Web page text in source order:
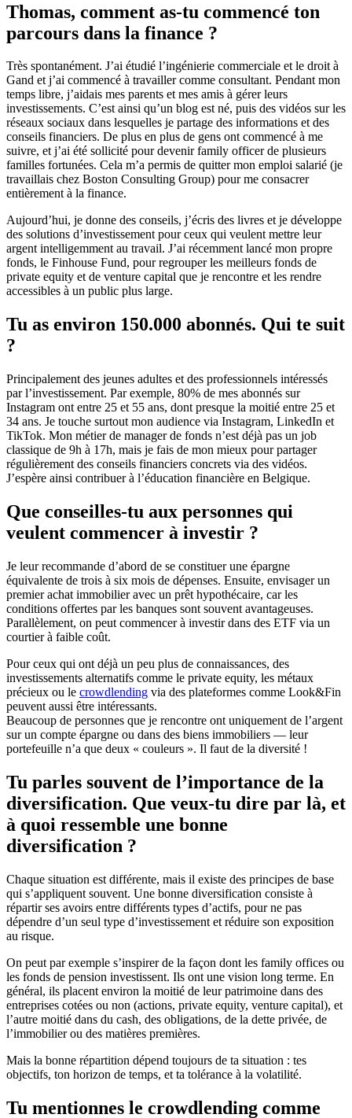
Thomas, comment as-tu commencé ton
parcours dans la finance ?
Très spontanément. J’ai étudié l’ingénierie commerciale et le droit à
Gand et j’ai commencé à travailler comme consultant. Pendant mon
temps libre, j’aidais mes parents et mes amis à gérer leurs
investissements. C’est ainsi qu’un blog est né, puis des vidéos sur les
réseaux sociaux dans lesquelles je partage des informations et des
conseils financiers. De plus en plus de gens ont commencé à me
suivre, et j’ai été sollicité pour devenir family officer de plusieurs
familles fortunées. Cela m’a permis de quitter mon emploi salarié (je
travaillais chez Boston Consulting Group) pour me consacrer
entièrement à la finance.
Aujourd’hui, je donne des conseils, j’écris des livres et je développe
des solutions d’investissement pour ceux qui veulent mettre leur
argent intelligemment au travail. J’ai récemment lancé mon propre
fonds, le Finhouse Fund, pour regrouper les meilleurs fonds de
private equity et de venture capital que je rencontre et les rendre
accessibles à un public plus large.
Tu as environ 150.000 abonnés. Qui te suit
?
Principalement des jeunes adultes et des professionnels intéressés
par l’investissement. Par exemple, 80% de mes abonnés sur
Instagram ont entre 25 et 55 ans, dont presque la moitié entre 25 et
34 ans. Je touche surtout mon audience via Instagram, LinkedIn et
TikTok. Mon métier de manager de fonds n’est déjà pas un job
classique de 9h à 17h, mais je fais de mon mieux pour partager
régulièrement des conseils financiers concrets via des vidéos.
J’espère ainsi contribuer à l’éducation financière en Belgique.
Que conseilles-tu aux personnes qui
veulent commencer à investir ?
Je leur recommande d’abord de se constituer une épargne
équivalente de trois à six mois de dépenses. Ensuite, envisager un
premier achat immobilier avec un prêt hypothécaire, car les
conditions offertes par les banques sont souvent avantageuses.
Parallèlement, on peut commencer à investir dans des ETF via un
courtier à faible coût.
Pour ceux qui ont déjà un peu plus de connaissances, des
investissements alternatifs comme le private equity, les métaux
précieux ou le crowdlending via des plateformes comme Look&Fin
peuvent aussi être intéressants.
Beaucoup de personnes que je rencontre ont uniquement de l’argent
sur un compte épargne ou dans des biens immobiliers — leur
portefeuille n’a que deux « couleurs ». Il faut de la diversité !
Tu parles souvent de l’importance de la
diversification. Que veux-tu dire par là, et
à quoi ressemble une bonne
diversification ?
Chaque situation est différente, mais il existe des principes de base
qui s’appliquent souvent. Une bonne diversification consiste à
répartir ses avoirs entre différents types d’actifs, pour ne pas
dépendre d’un seul type d’investissement et réduire son exposition
au risque.
On peut par exemple s’inspirer de la façon dont les family offices ou
les fonds de pension investissent. Ils ont une vision long terme. En
général, ils placent environ la moitié de leur patrimoine dans des
entreprises cotées ou non (actions, private equity, venture capital), et
l’autre moitié dans du cash, des obligations, de la dette privée, de
l’immobilier ou des matières premières.
Mais la bonne répartition dépend toujours de ta situation : tes
objectifs, ton horizon de temps, et ta tolérance à la volatilité.
Tu mentionnes le crowdlending comme